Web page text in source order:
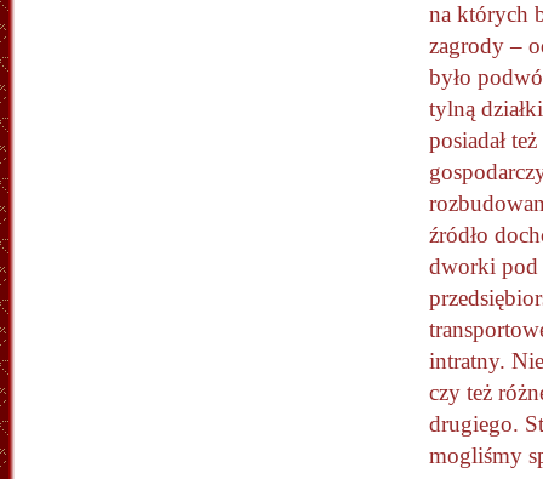
na których
zagrody –
było
tylną
posiadał
źródło
dworki pod
intratny.
czy też
drugiego.
mogliśmy